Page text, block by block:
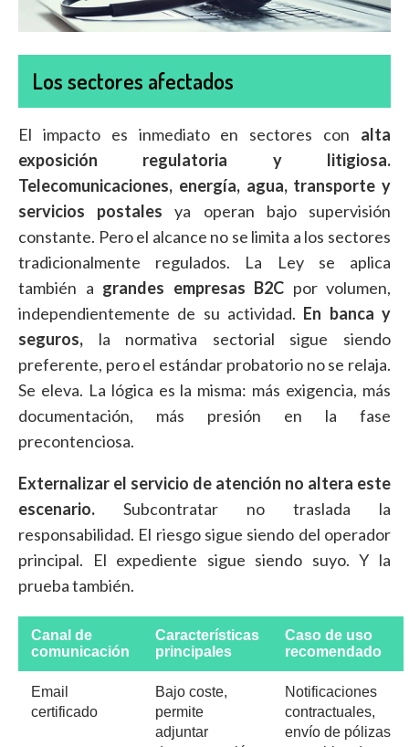
Los sectores afectados
El impacto es inmediato en sectores con alta
exposición regulatoria y litigiosa.
Telecomunicaciones, energía, agua, transporte y
servicios postalesya operan bajo supervisión
constante. Pero el alcance no se limita a los sectores
tradicionalmente regulados. La Ley se aplica
también a grandes empresas B2C por volumen,
independientemente de su actividad. En banca y
seguros, la normativa sectorial sigue siendo
preferente, pero el estándar probatorio no se relaja.
Se eleva. La lógica es la misma: más exigencia, más
documentación, más presión en la fase
precontenciosa.
Externalizar el servicio de atención no altera este
escenario. Subcontratar no traslada la
responsabilidad. El riesgo sigue siendo del operador
principal. El expediente sigue siendo suyo. Y la
prueba también.
Canal de
comunicación
Características
principales
Caso de uso
recomendado
Email
certificado
Bajo coste,
permite
adjuntar
Notificaciones
contractuales,
envío de pólizas